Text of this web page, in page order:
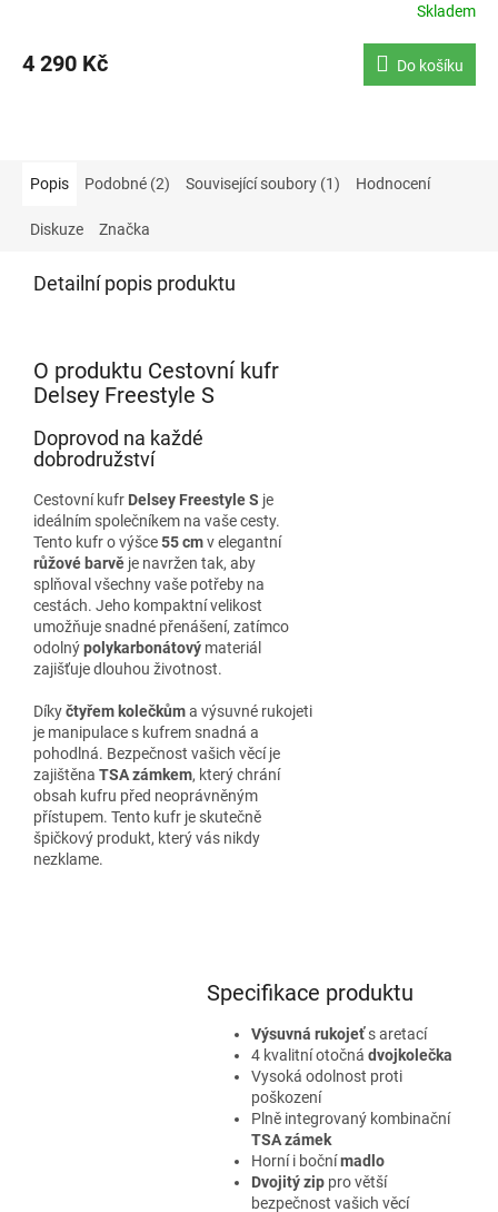
Skladem
4 290 Kč Do košíku
Popis Podobné (2) Související soubory (1) Hodnocení
Diskuze Značka
Detailní popis produktu
O produktu Cestovní kufr
Delsey Freestyle S
Doprovod na každé
dobrodružství
Cestovní kufr Delsey Freestyle S je
ideálním společníkem na vaše cesty.
Tento kufr o výšce55 cmv elegantní
růžové barvě je navržen tak, aby
splňoval všechny vaše potřeby na
cestách. Jeho kompaktní velikost
umožňuje snadné přenášení, zatímco
odolnýpolykarbonátový materiál
zajišťuje dlouhou životnost.
Díkyčtyřem kolečkůma výsuvné rukojeti
je manipulace s kufrem snadná a
pohodlná. Bezpečnost vašich věcí je
zajištěna TSA zámkem, který chrání
obsah kufru před neoprávněným
přístupem. Tento kufr je skutečně
špičkový produkt, který vás nikdy
nezklame.
Specifikace produktu
Výsuvná rukojeťs aretací
4 kvalitní otočná dvojkolečka
Vysoká odolnost proti
poškození
Plně integrovaný kombinační
TSA zámek
Horní i bočnímadlo
Dvojitý zippro větší
bezpečnost vašich věcí